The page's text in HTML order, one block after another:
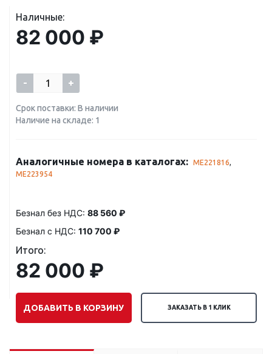
Наличные:
82 000 ₽
- +
Срок поставки: В наличии
Наличие на складе: 1
Аналогичные номера в каталогах: ME221816,
ME223954
Безнал без НДС: 88 560 ₽
Безнал с НДС: 110 700 ₽
Итого:
82 000 ₽
ДОБАВИТЬ В КОРЗИНУ ЗАКАЗАТЬ В 1 КЛИК